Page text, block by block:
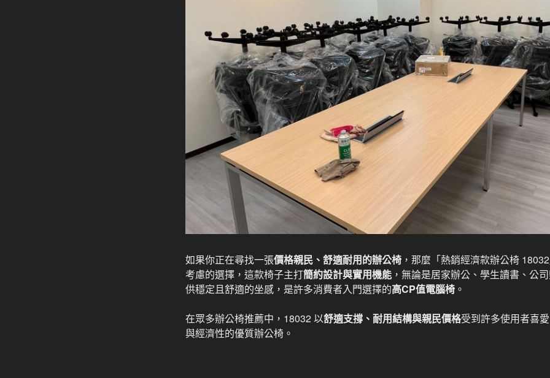
如果你正在尋找一張價格親民、舒適耐用的辦公椅 ，那麼「熱銷經濟款辦公椅
考慮的選擇，這款椅子主打簡約設計與實用機能 ，無論是居家辦公、學生讀書、公
供穩定且舒適的坐感，是許多消費者入門選擇的高CP值電腦椅 。
在眾多辦公椅推薦中，18032 以舒適支撐、耐用結構與親民價格受到許多使用者喜
與經濟性的優質辦公椅。